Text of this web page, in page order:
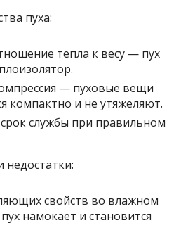
пуха:
тепла к весу — пух
— пуховые вещи
компактно и не утяжеляют.
службы при правильном
недостатки:
свойств во влажном
намокает и становится